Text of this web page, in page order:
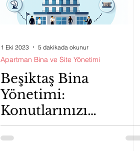
1 Eki 2023 5 dakikada okunur
Apartman Bina ve Site Yönetimi
Beşiktaş Bina
Yönetimi:
Konutlarınızı
Profesyonelce
Yönetmek İçin